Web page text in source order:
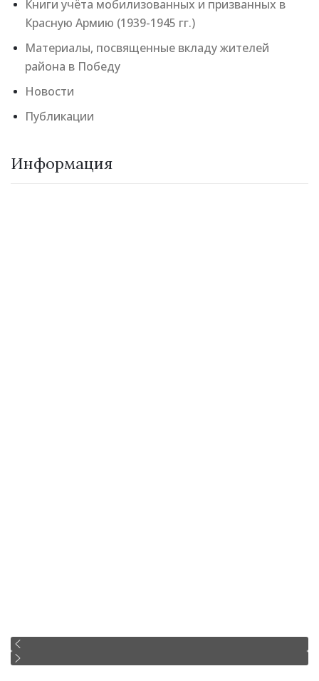
Книги учёта мобилизованных и призванных в
Красную Армию (1939-1945 гг.)
Материалы, посвященные вкладу жителей
района в Победу
Новости
Публикации
Информация